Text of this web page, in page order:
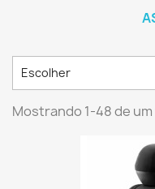
Escolher
Mostrando 1-48 de